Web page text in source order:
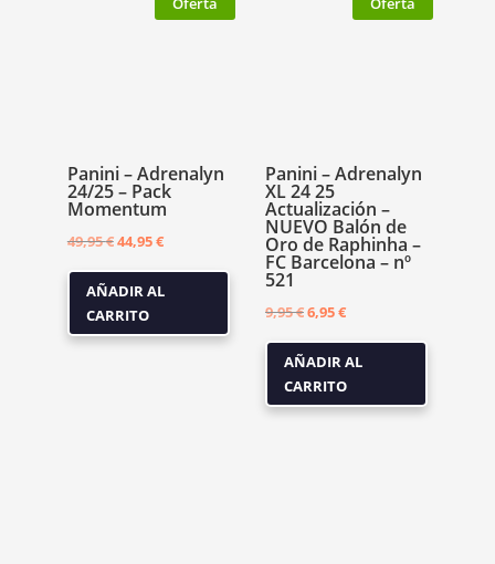
Panini – Adrenalyn
24/25 – Pack
Momentum
49,95€El
precio
original
era:
44,95€El
precio
actual
AÑADIR AL
CARRITO
Panini – Adrenalyn
XL 24 25
Actualización –
NUEVO Balón de
Oro de Raphinha –
FC Barcelona – nº
521
9,95€El
precio
original
era:
6,95€El
precio
actual
es:
AÑADIR AL
CARRITO